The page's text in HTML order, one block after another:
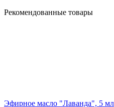
Рекомендованные товары
Эфирное масло "Лаванда", 5 мл